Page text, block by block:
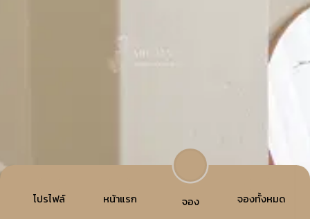
โปรไฟล์ หน้าแรก จอง จองทั้งหมด